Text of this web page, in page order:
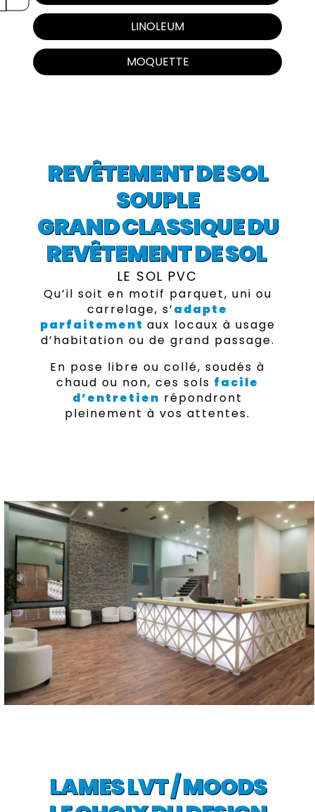
LINOLEUM
MOQUETTE
REVÊTEMENT DE SOL
SOUPLE
GRANDCLASSIQUEDU
REVÊTEMENT DE SOL
LE SOL PVC
Qu’il soit en motif parquet, uni ou
carrelage, s’adapte
parfaitement aux locaux à usage
d’habitation ou de grand passage.
En pose libre ou collé, soudés à
chaud ou non, ces sols facile
d’entretien répondront
pleinement à vos attentes.
LAMES LVT / MOODS